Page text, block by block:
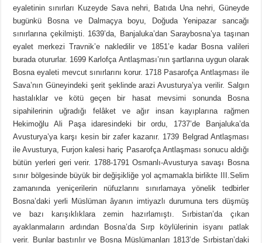
eyaletinin sınırları Kuzeyde Sava nehri, Batıda Una nehri, Güneyde
bugünkü Bosna ve Dalmaçya boyu, Doğuda Yenipazar sancağı
sınırlarına çekilmişti. 1639’da, Banjaluka’dan Saraybosna’ya taşınan
eyalet merkezi Travnik’e nakledilir ve 1851’e kadar Bosna valileri
burada otururlar. 1699 Karlofça Antlaşması’nın şartlarına uygun olarak
Bosna eyaleti mevcut sınırlarını korur. 1718 Pasarofça Antlaşması ile
Sava’nın Güneyindeki şerit şeklinde arazi Avusturya’ya verilir. Salgın
hastalıklar ve kötü geçen bir hasat mevsimi sonunda Bosna
sipahilerinin uğradığı felâket ve ağır insan kayıplarına rağmen
Hekimoğlu Ali Paşa idaresindeki bir ordu, 1737’de Banjaluka’da
Avusturya’ya karşı kesin bir zafer kazanır. 1739 Belgrad Antlaşması
ile Avusturya, Furjon kalesi hariç Pasarofça Antlaşması sonucu aldığı
bütün yerleri geri verir. 1788-1791 Osmanlı-Avusturya savaşı Bosna
sınır bölgesinde büyük bir değişikliğe yol açmamakla birlikte III.Selim
zamanında yeniçerilerin nüfuzlarını sınırlamaya yönelik tedbirler
Bosna’daki yerli Müslüman âyanın imtiyazlı durumuna ters düşmüş
ve bazı karışıklıklara zemin hazırlamıştı. Sırbistan’da çıkan
ayaklanmaların ardından Bosna’da Sırp köylülerinin isyanı patlak
verir. Bunlar bastırılır ve Bosna Müslümanları 1813’de Sırbistan’daki